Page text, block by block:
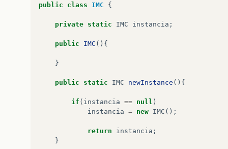
public class IMC {
private static IMC instancia ;
public IMC (){
}
public static IMC newInstance (){
if ( instancia == null )
instancia = new IMC ();
return instancia ;
}